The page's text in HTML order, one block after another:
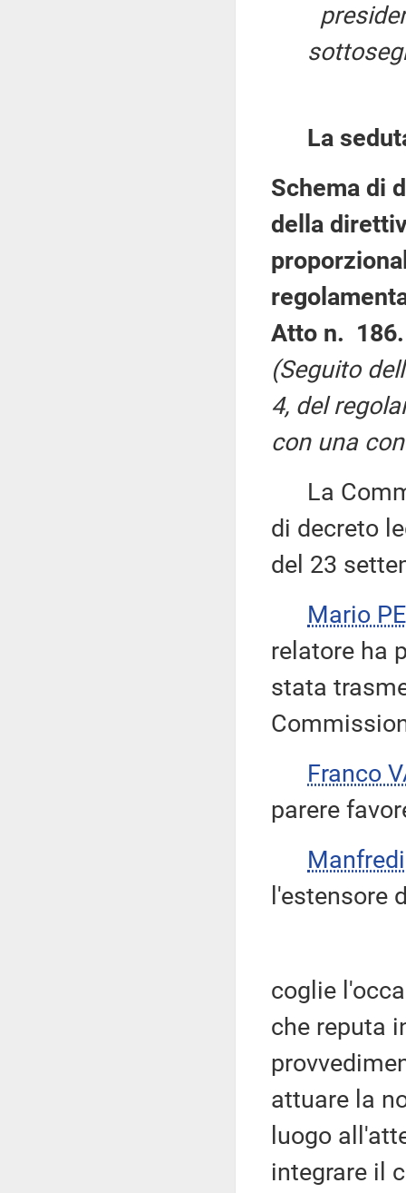
La
Schema di
della
Atto n. 186.
(Seguito
4, del
con una
La
di decreto
del 23
Mario
relatore ha
stata
Franco
parere
l'estensore
coglie
che reputa
attuare la
luogo
integrare il